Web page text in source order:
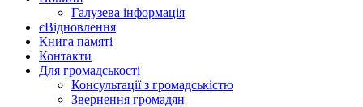
Галузева інформація
єВідновлення
Книга памяті
Контакти
Для громадськості
Консультації з громадськістю
Звернення громадян